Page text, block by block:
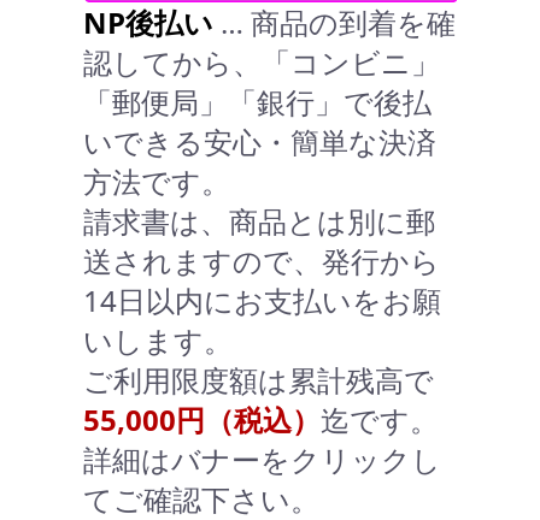
NP後払い … 商品の到着を確
認してから、「コンビニ」
「郵便局」「銀行」で後払
いできる安心・簡単な決済
方法です。
請求書は、商品とは別に郵
送されますので、発行から
14日以内にお支払いをお願
いします。
ご利用限度額は累計残高で
55,000円（税込） 迄です。
詳細はバナーをクリックし
てご確認下さい。